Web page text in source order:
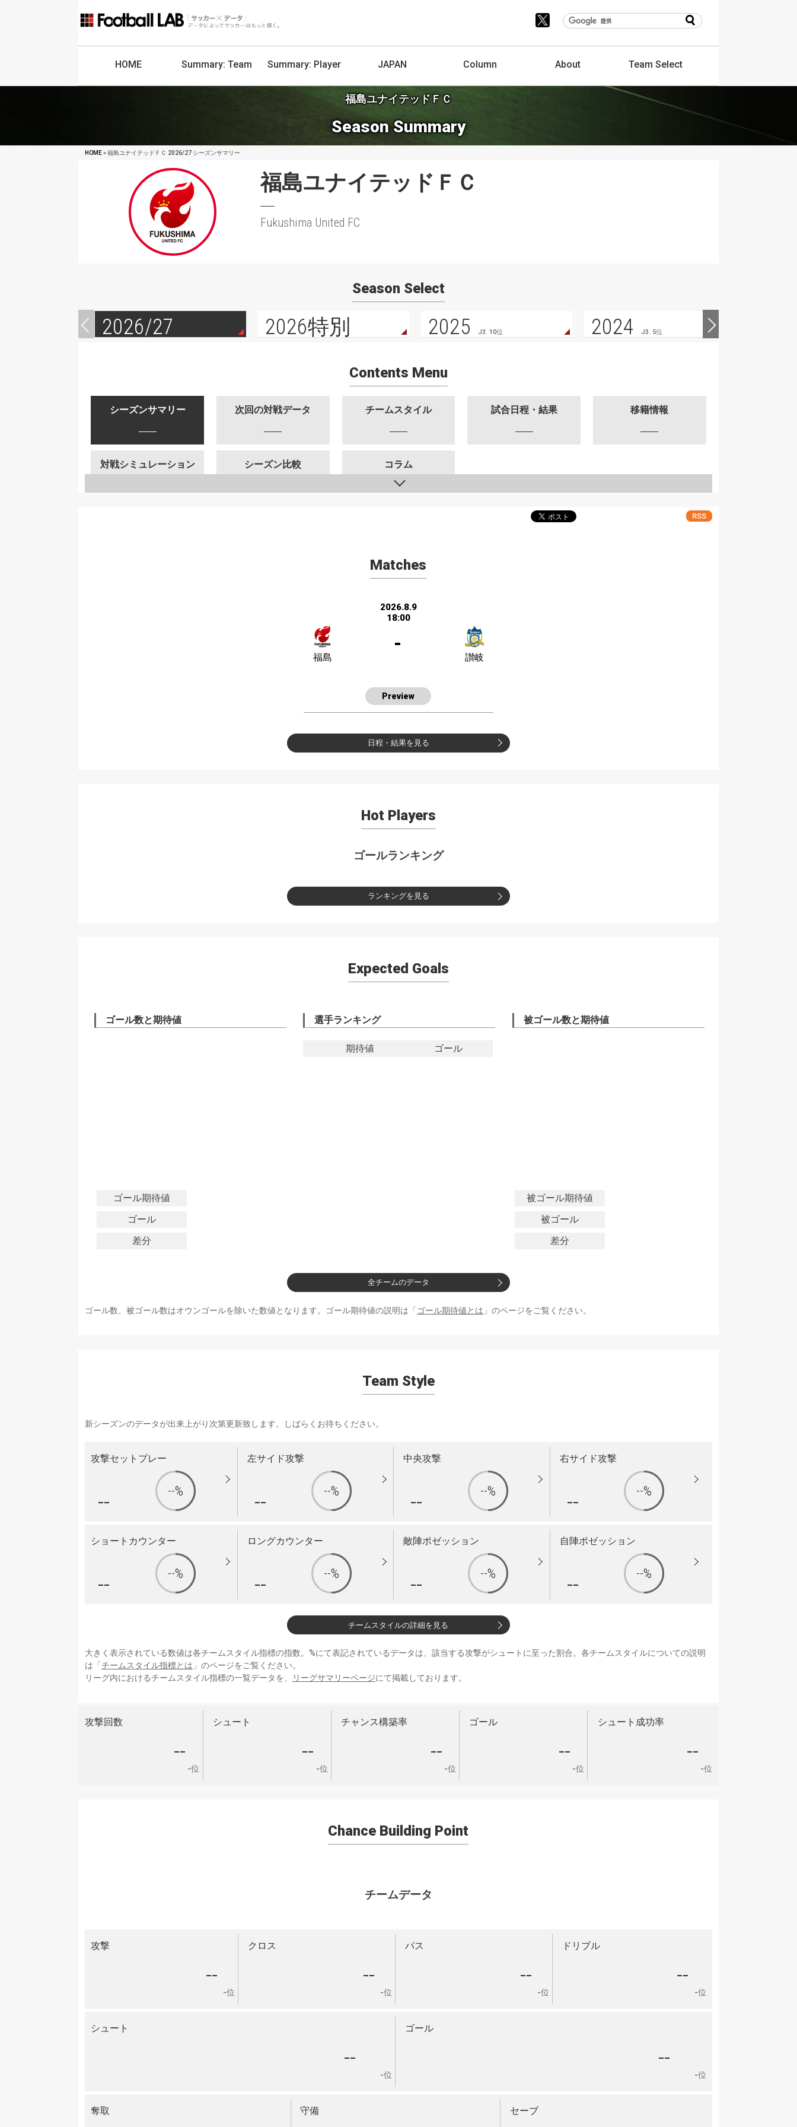
HOME Summary: Team Summary: Player JAPAN Column About TeamSelect
福島ユナイテッドＦＣ
Season Summary
HOME» 福島ユナイテッドＦＣ 2026/27 シーズンサマリー
福島ユナイテッドＦＣ
Fukushima United FC
Season Select
2026/27 2026特別 2025 J3. 10位 2024 J3. 5位
Contents Menu
シーズンサマリー 次回の対戦データ チームスタイル 試合日程・結果 移籍情報
対戦シミュレーション シーズン比較 コラム
RSS
Matches
2026.8.9
18:00
-
福島 讃岐
Preview
日程・結果を見る
Hot Players
ゴールランキング
ランキングを見る
Expected Goals
ゴール数と期待値
ゴール期待値
ゴール
差分
選手ランキング
期待値 ゴール
被ゴール数と期待値
被ゴール期待値
被ゴール
差分
全チームのデータ
ゴール数、被ゴール数はオウンゴールを除いた数値となります。ゴール期待値の説明は「 ゴール期待値とは 」のページをご覧ください。
Team Style
新シーズンのデータが出来上がり次第更新致します。しばらくお待ちください。
攻撃セットプレー
-- --%
左サイド攻撃
-- --%
中央攻撃
-- --%
右サイド攻撃
-- --%
ショートカウンター
-- --%
ロングカウンター
-- --%
敵陣ポゼッション
-- --%
自陣ポゼッション
-- --%
チームスタイルの詳細を見る
大きく表示されている数値は各チームスタイル指標の指数。%にて表記されているデータは、該当する攻撃がシュートに至った割合。各チームスタイルについての説明
は「 チームスタイル指標とは 」のページをご覧ください。
リーグ内におけるチームスタイル指標の一覧データを、
リーグサマリーページにて掲載しております。
攻撃回数
--
-位
シュート
--
-位
チャンス構築率
--
-位
ゴール
--
-位
シュート成功率
--
-位
Chance Building Point
チームデータ
攻撃
--
-位
クロス
--
-位
パス
--
-位
ドリブル
--
-位
シュート
--
-位
ゴール
--
-位
奪取 守備 セーブ